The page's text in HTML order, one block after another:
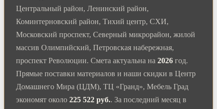
Центральный район, Ленинский район,
Коминтерновский район, Тихий центр, СХИ,
Московский проспект, Северный микрорайон, жилой
массив Олимпийский, Петровская набережная,
проспект Революции. Смета актуальна на 2026 год.
Прямые поставки материалов и наши скидки в Центр
Домашнего Мира (ЦДМ), ТЦ «Гранд», Мебель Град
экономят около 225 522 руб.. За последний месяц в